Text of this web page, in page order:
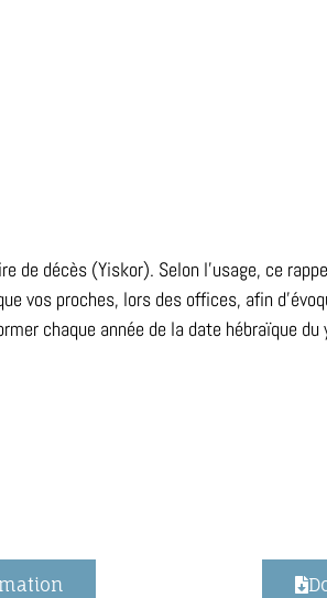
de décès (Yiskor). Selon l’usage, ce
vos proches, lors des offices, afin
chaque année de la date hébraïque